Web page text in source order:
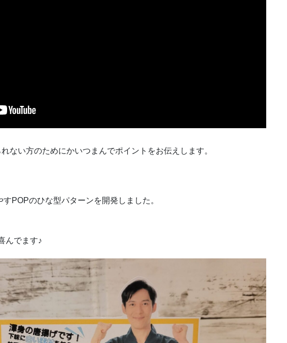
ない方のためにかいつまんでポイントをお伝えします。
POPのひな型パターンを開発しました。
んでます♪